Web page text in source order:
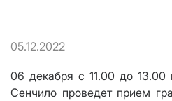
05.12.2022
06 декабряс 11.00 до 13.00
Сенчило проведет прием